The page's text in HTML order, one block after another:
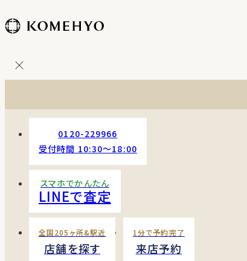
ン
0120-229966
受付時間 10:30〜18:00
スマホでかんたん
LINEで査定
全国205ヶ所&駅近
店舗を探す
1分で予約完了
来店予約